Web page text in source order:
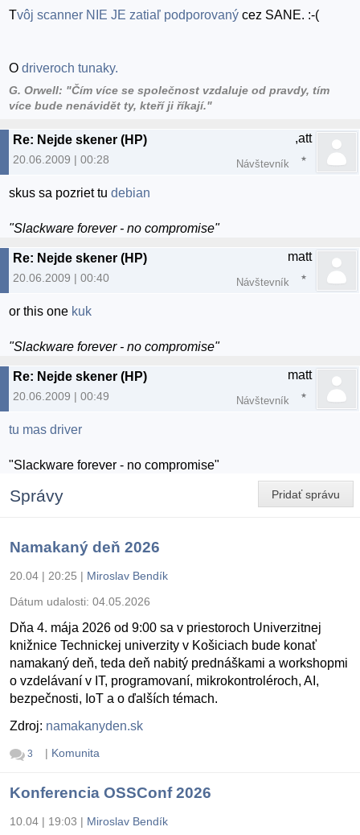
Tvôj scanner NIE JE zatiaľ podporovaný cez SANE. :-(
Odriveroch tunaky.
G. Orwell: "Čím více se společnost vzdaluje od pravdy, tím
více bude nenávidět ty, kteří ji říkají."
Re: Nejde skener (HP)
20.06.2009 | 00:28
,att
Návštevník
skus sa pozriet tudebian
"Slackware forever - no compromise"
Re: Nejde skener (HP)
20.06.2009 | 00:40
matt
Návštevník
or this one kuk
"Slackware forever - no compromise"
Re: Nejde skener (HP)
20.06.2009 | 00:49
matt
Návštevník
tu mas driver
"Slackware forever - no compromise"
Pridať správu
Správy
Namakaný deň 2026
20.04 | 20:25 | Miroslav Bendík
Dátum udalosti: 04.05.2026
Dňa 4. mája 2026 od 9:00 sa v priestoroch Univerzitnej
knižnice Technickej univerzity v Košiciach bude konať
namakaný deň, teda deň nabitý prednáškami a workshopmi
o vzdelávaní v IT, programovaní, mikrokontroléroch, AI,
bezpečnosti, IoT a o ďalších témach.
Zdroj: namakanyden.sk
3 | Komunita
Konferencia OSSConf 2026
10.04 | 19:03 | Miroslav Bendík